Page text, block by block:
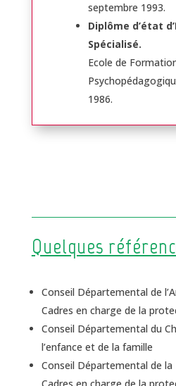
septembre 1993.
Diplôme d’état
Spécialisé.
Ecole de
1986.
Quelques
Conseil Départemental de
Cadres en charge de la
Conseil Départemental du
l’enfance et de la famille
Conseil Départemental de